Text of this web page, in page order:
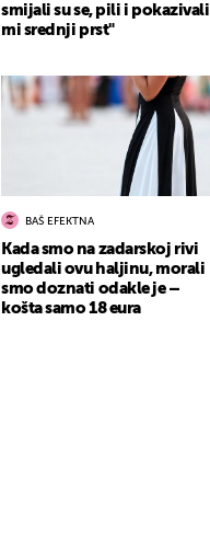
smijali su se, pili i pokazivali
mi srednji prst"
BAŠ EFEKTNA
Kada smo na zadarskoj rivi
ugledali ovu haljinu, morali
smo doznati odakle je –
košta samo 18 eura